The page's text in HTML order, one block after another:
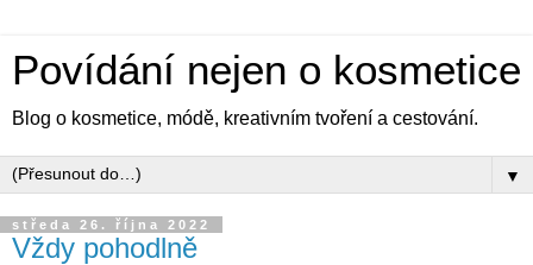
Povídání nejen o kosmetice
Blog o kosmetice, módě, kreativním tvoření a cestování.
▼
středa 26. října 2022
Vždy pohodlně